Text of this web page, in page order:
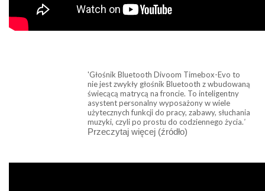
'Głośnik Bluetooth Divoom Timebox-Evo to
nie jest zwykły głośnik Bluetooth z wbudowaną
świecącą matrycą na froncie. To inteligentny
asystent personalny wyposażony w wiele
użytecznych funkcji do pracy, zabawy, słuchania
muzyki, czyli po prostu do codziennego życia.'
Przeczytaj więcej (źródło)